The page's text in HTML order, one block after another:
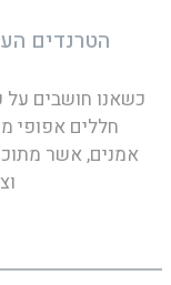
הטרנדים
כשאנו חושבים על
חללים אפופי
אמנים, אשר